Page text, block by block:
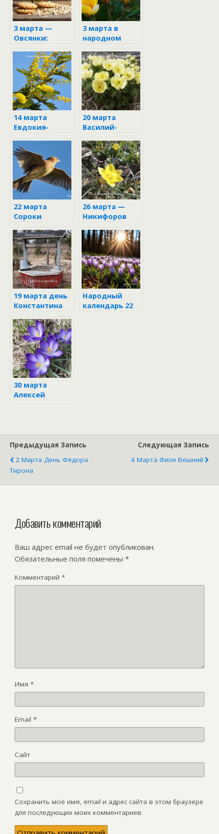
3 марта —
Овсянки:
приметы и
обычаи дня
3 марта в
народном
14 марта
Евдокия-
20 марта
Василий-
22 марта
Сороки
26 марта —
Никифоров
19 марта день
Константина
Народный
календарь 22
30 марта
Алексей
Предыдущая Запись
2 Марта День Фёдора
Тирона
Следующая Запись
4 Марта Филя Вешний
Добавить комментарий
Ваш адрес email не будет опубликован.
Обязательные поля помечены *
Комментарий *
Имя *
Email *
Сайт
Сохранить моё имя, email и адрес сайта в этом браузере
для последующих моих комментариев.